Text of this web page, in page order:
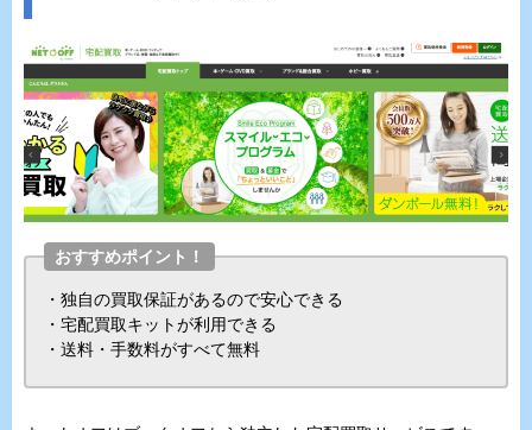
おすすめポイント！
・独自の買取保証があるので安心できる
・宅配買取キットが利用できる
・送料・手数料がすべて無料